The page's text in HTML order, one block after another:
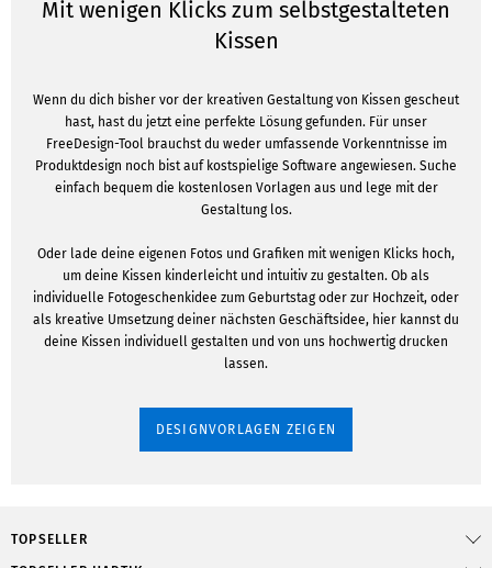
Mit wenigen Klicks zum selbstgestalteten
Kissen
Wenn du dich bisher vor der kreativen Gestaltung von Kissen gescheut
hast, hast du jetzt eine perfekte Lösung gefunden. Für unser
FreeDesign-Tool brauchst du weder umfassende Vorkenntnisse im
Produktdesign noch bist auf kostspielige Software angewiesen. Suche
einfach bequem die kostenlosen Vorlagen aus und lege mit der
Gestaltung los.
Oder lade deine eigenen Fotos und Grafiken mit wenigen Klicks hoch,
um deine Kissen kinderleicht und intuitiv zu gestalten. Ob als
individuelle Fotogeschenkidee zum Geburtstag oder zur Hochzeit, oder
als kreative Umsetzung deiner nächsten Geschäftsidee, hier kannst du
deine Kissen individuell gestalten und von uns hochwertig drucken
lassen.
DESIGNVORLAGEN ZEIGEN
TOPSELLER